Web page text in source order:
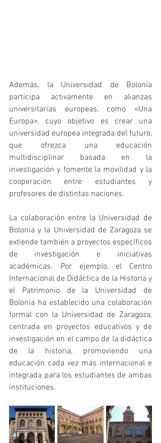
Además, la Universidad de Bolonia
participa activamente en alianzas
universitarias europeas, como «Una
Europa», cuyo objetivo es crear una
universidad europea integrada del futuro,
que ofrezca una educación
multidisciplinar basada en la
investigación y fomente la movilidad y la
cooperación entre estudiantes y
profesores de distintas naciones.
La colaboración entre la Universidad de
Bolonia y la Universidad de Zaragoza se
extiende también a proyectos específicos
de investigación e iniciativas
académicas. Por ejemplo, el Centro
Internacional de Didáctica de la Historia y
el Patrimonio de la Universidad de
Bolonia ha establecido una colaboración
formal con la Universidad de Zaragoza,
centrada en proyectos educativos y de
investigación en el campo de la didáctica
de la historia, promoviendo una
educación cada vez más internacional e
integrada para los estudiantes de ambas
instituciones.